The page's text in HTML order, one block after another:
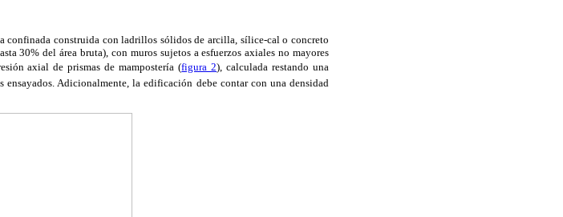
confinada construida con ladrillos sólidos de arcilla, sílice-cal o concreto
30% del área bruta), con muros sujetos a esfuerzos axiales no mayores
axial de prismas de mampostería (figura 2), calculada restando una
Adicionalmente, la edificación debe contar con una densidad